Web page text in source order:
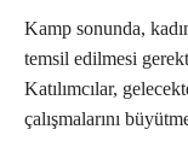
Kamp sonunda,
temsil edilmesi
Katılımcılar,
çalışmalarını